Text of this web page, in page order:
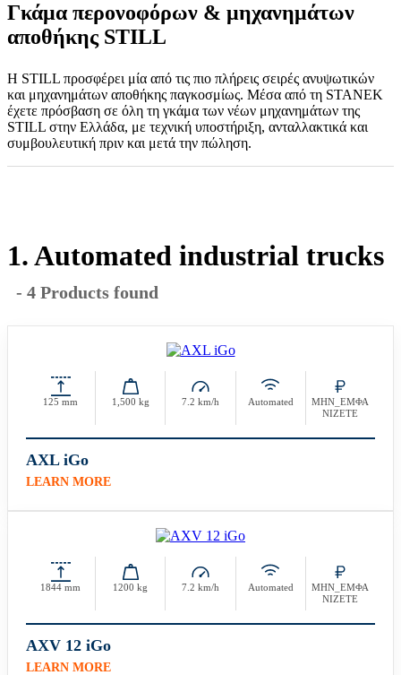
Γκάμα περονοφόρων & μηχανημάτων
αποθήκης STILL
Η STILL προσφέρει μία από τις πιο πλήρεις σειρές ανυψωτικών
και μηχανημάτων αποθήκης παγκοσμίως. Μέσα από τη STANEK
έχετε πρόσβαση σε όλη τη γκάμα των νέων μηχανημάτων της
STILL στην Ελλάδα, με τεχνική υποστήριξη, ανταλλακτικά και
συμβουλευτική πριν και μετά την πώληση.
1. Automated industrial trucks
- 4 Products found
125 mm 1,500 kg 7.2 km/h Automated
ΜΗΝ_ΕΜΦΑ
ΝΙΖΕΤΕ
AXL iGo
LEARN MORE
1844 mm 1200 kg 7.2 km/h Automated
ΜΗΝ_ΕΜΦΑ
ΝΙΖΕΤΕ
AXV 12 iGo
LEARN MORE